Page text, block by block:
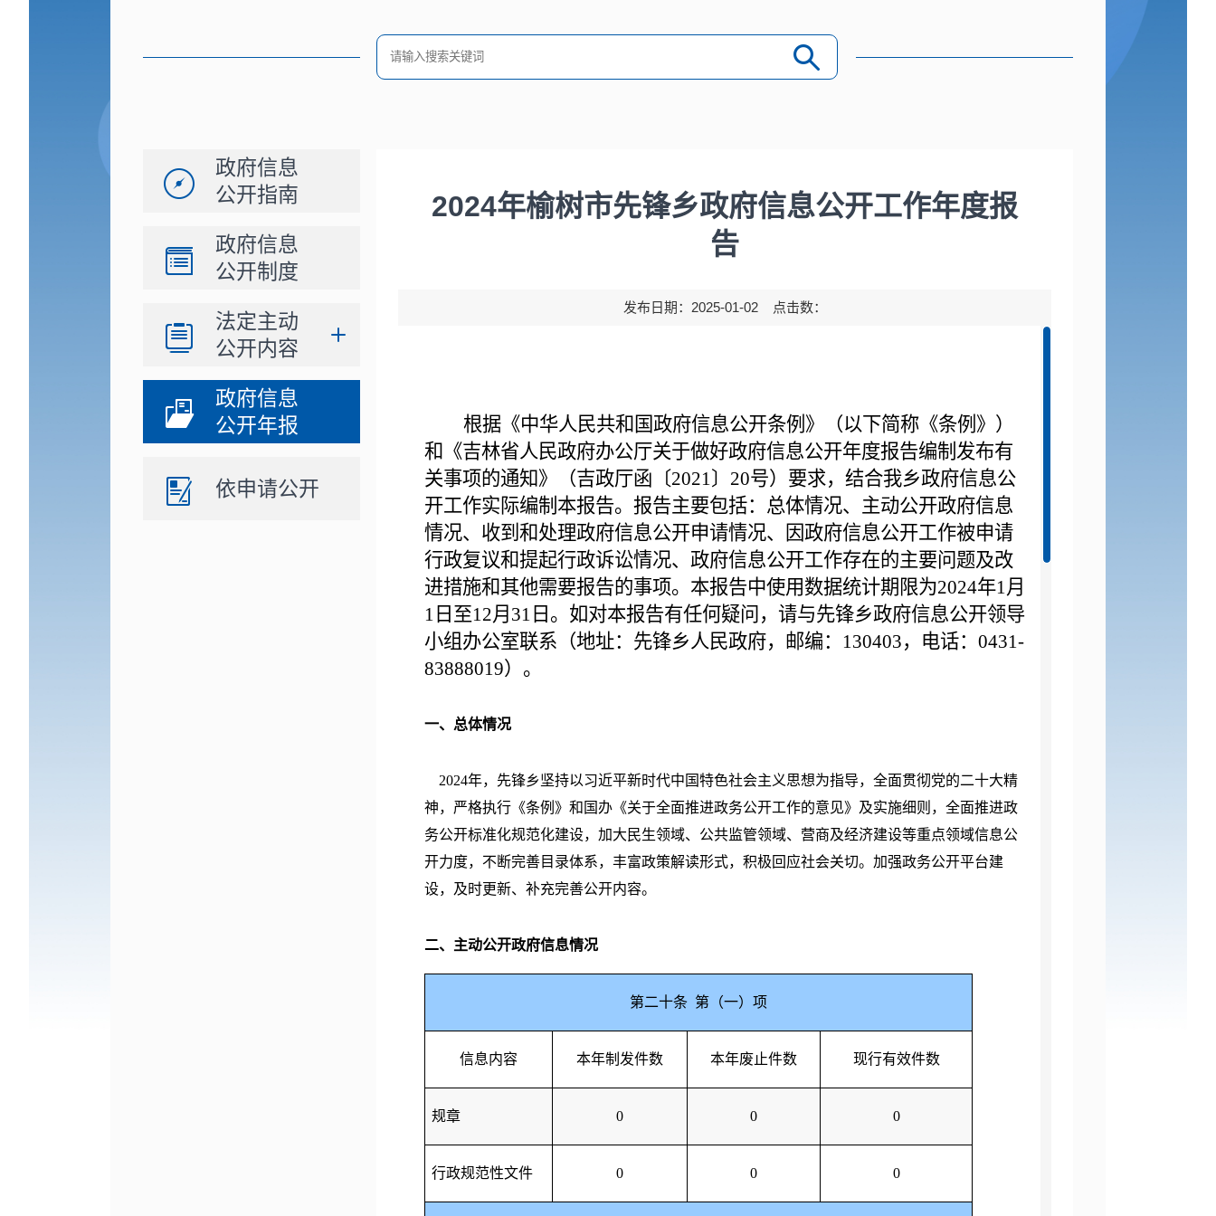
政府信息
公开指南
政府信息
公开制度
法定主动
公开内容
政府信息
公开年报
依申请公开
2024年榆树市先锋乡政府信息公开工作年度报
告
发布日期：2025-01-02 点击数：
根据《中华人民共和国政府信息公开条例》（以下简称《条例》）
和《吉林省人民政府办公厅关于做好政府信息公开年度报告编制发布有
关事项的通知》（吉政厅函〔2021〕20号）要求，结合我乡政府信息公
开工作实际编制本报告。报告主要包括：总体情况、主动公开政府信息
情况、收到和处理政府信息公开申请情况、因政府信息公开工作被申请
行政复议和提起行政诉讼情况、政府信息公开工作存在的主要问题及改
进措施和其他需要报告的事项。本报告中使用数据统计期限为2024年1月
1日至12月31日。如对本报告有任何疑问，请与先锋乡政府信息公开领导
小组办公室联系（地址：先锋乡人民政府，邮编：130403，电话：0431-
83888019）。
一、总体情况
2024年，先锋乡坚持以习近平新时代中国特色社会主义思想为指导，全面贯彻党的二十大精
神，严格执行《条例》和国办《关于全面推进政务公开工作的意见》及实施细则，全面推进政
务公开标准化规范化建设，加大民生领域、公共监管领域、营商及经济建设等重点领域信息公
开力度，不断完善目录体系，丰富政策解读形式，积极回应社会关切。加强政务公开平台建
设，及时更新、补充完善公开内容。
二、主动公开政府信息情况
第二十条 第（一）项
信息内容 本年制发件数 本年废止件数 现行有效件数
规章 0 0 0
行政规范性文件 0 0 0